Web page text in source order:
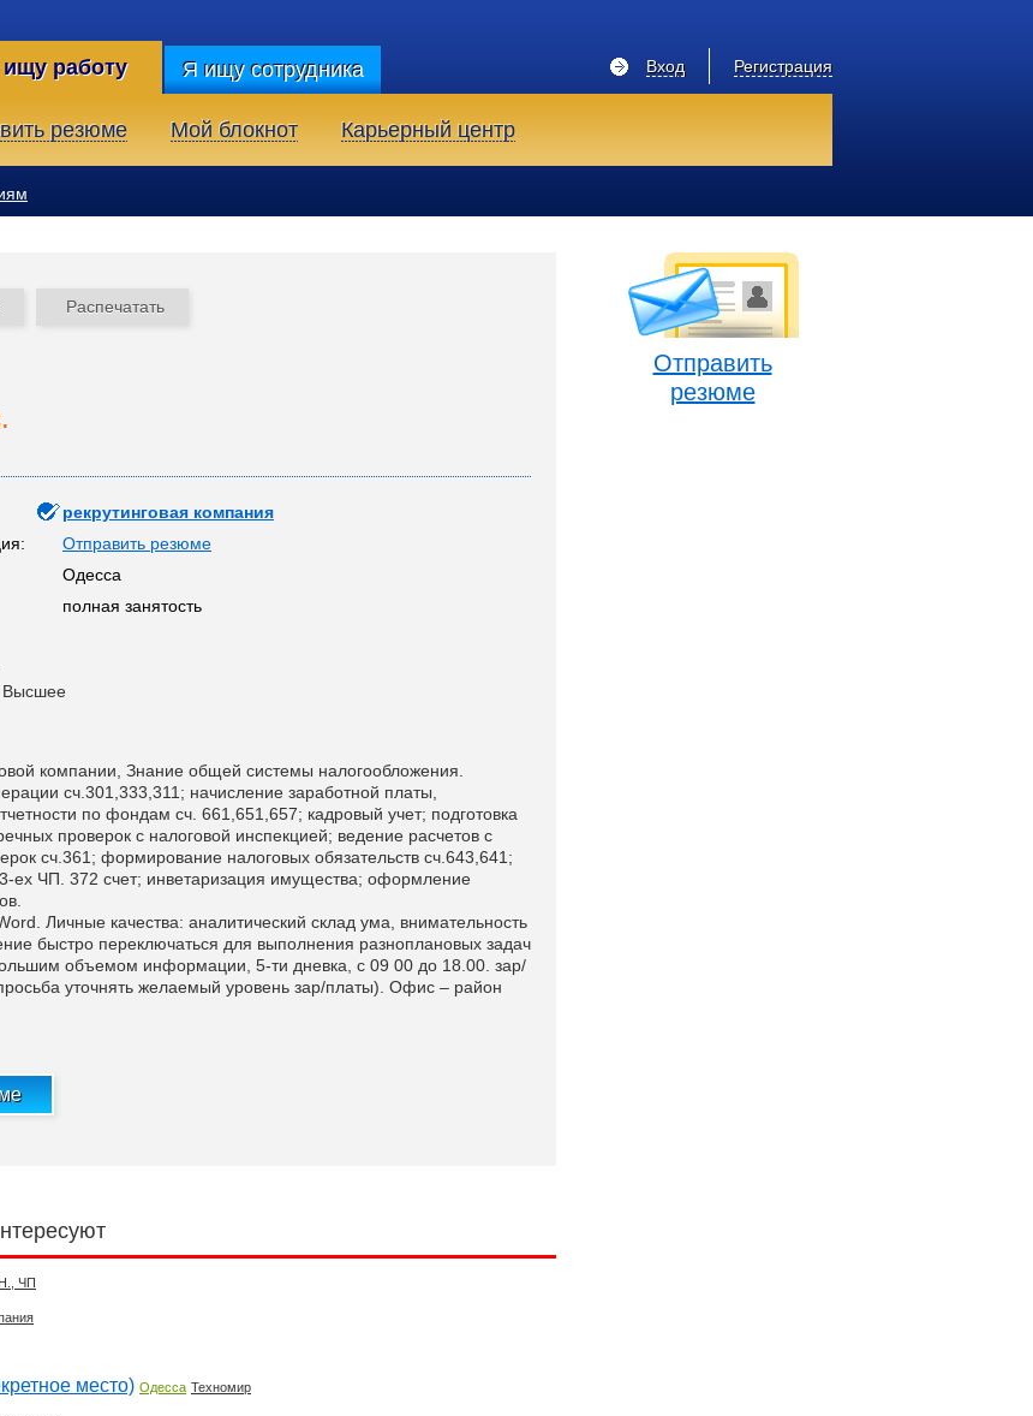
работу Я ищу сотрудника Регистрация
Вход
резюме Мой блокнот Карьерный центр
Распечатать
рекрутинговая компания
Отправить резюме
Одесса
полная занятость
Высшее
компании, Знание общей системы налогообложения.
сч.301,333,311; начисление заработной платы,
по фондам сч. 661,651,657; кадровый учет; подготовка
проверок с налоговой инспекцией; ведение расчетов с
сч.361; формирование налоговых обязательств сч.643,641;
ех ЧП. 372 cчет; инветаризация имущества; оформление
Личные качества: аналитический склад ума, внимательность
быстро переключаться для выполнения разноплановых задач
объемом информации, 5-ти дневка, с 09 00 до 18.00. зар/
уточнять желаемый уровень зар/платы). Офис – район
ЧП
место) Одесса Техномир
Отправить
резюме